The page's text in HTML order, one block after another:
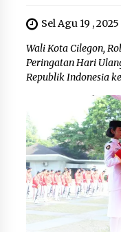
Sel Agu 19 , 2025
Wali Kota Cilegon,
Peringatan Hari
Republik Indonesia